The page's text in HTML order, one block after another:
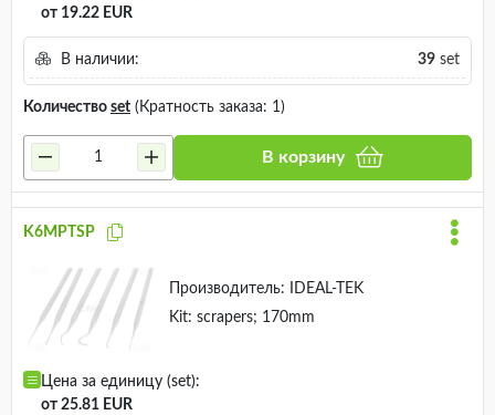
от 19.22 EUR
В наличии: 39 set
Количество set (Кратность заказа: 1)
В корзину
K6MPTSP
Производитель:
IDEAL-TEK
Kit: scrapers; 170mm
Цена за единицу (set):
от 25.81 EUR